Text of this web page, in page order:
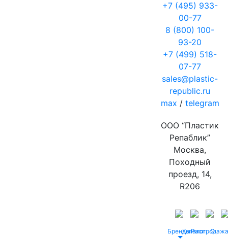
+7 (495) 933-
00-77
8 (800) 100-
93-20
+7 (499) 518-
07-77
sales@plastic-
republic.ru
max / telegram
ООО “Пластик
Репаблик”
Москва,
Походный
проезд, 14,
R206
БрендыКаталог
Распродажа
О